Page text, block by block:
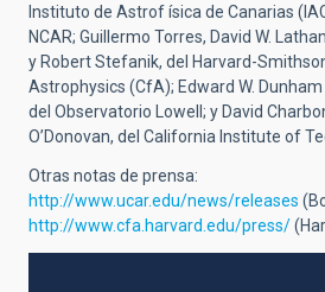
Instituto de Astrof ísica de Canarias
NCAR; Guillermo Torres, David W.
y Robert Stefanik, del Harvard-
Astrophysics (CfA); Edward W.
del Observatorio Lowell; y David
O’Donovan, del California Institute of
Otras notas de prensa:
http://www.ucar.edu/news/releases
http://www.cfa.harvard.edu/press/